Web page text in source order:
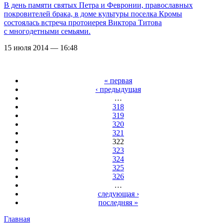
В день памяти святых Петра и Февронии, православных
покровителей брака, в доме культуры поселка Кромы
состоялась встреча протоиерея Виктора Титова
с многодетными семьями.
15 июля 2014 — 16:48
« первая
‹ предыдущая
…
318
319
320
321
322
323
324
325
326
…
следующая ›
последняя »
Главная